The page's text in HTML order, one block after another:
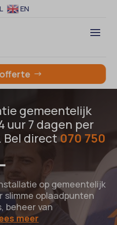
EN
gemeentelijk
uur 7 dagen per
Bel direct070 750
op gemeentelijk
slimme oplaadpunten
beheer van
meer